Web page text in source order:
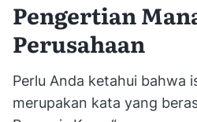
Pengertian
Perusahaan
Perlu Anda ketahui bahwa
merupakan kata yang